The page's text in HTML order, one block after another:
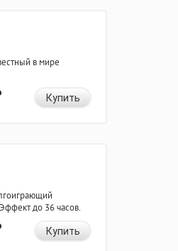
в мире
Купить
до 36 часов.
Купить